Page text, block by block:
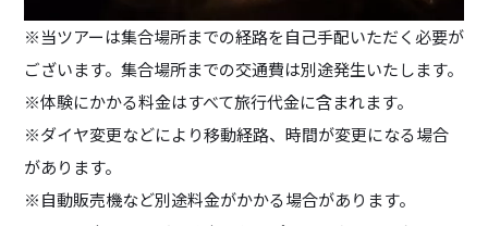
※当ツアーは集合場所までの経路を自己手配いただく必要が
ございます。集合場所までの交通費は別途発生いたします。
※体験にかかる料金はすべて旅行代金に含まれます。
※ダイヤ変更などにより移動経路、時間が変更になる場合
があります。
※自動販売機など別途料金がかかる場合があります。